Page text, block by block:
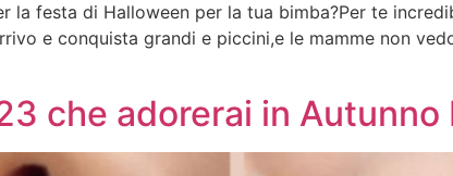
la festa di Halloween per la tua bimba?Per te
e conquista grandi e piccini,e le mamme non
che adorerai in Autunno